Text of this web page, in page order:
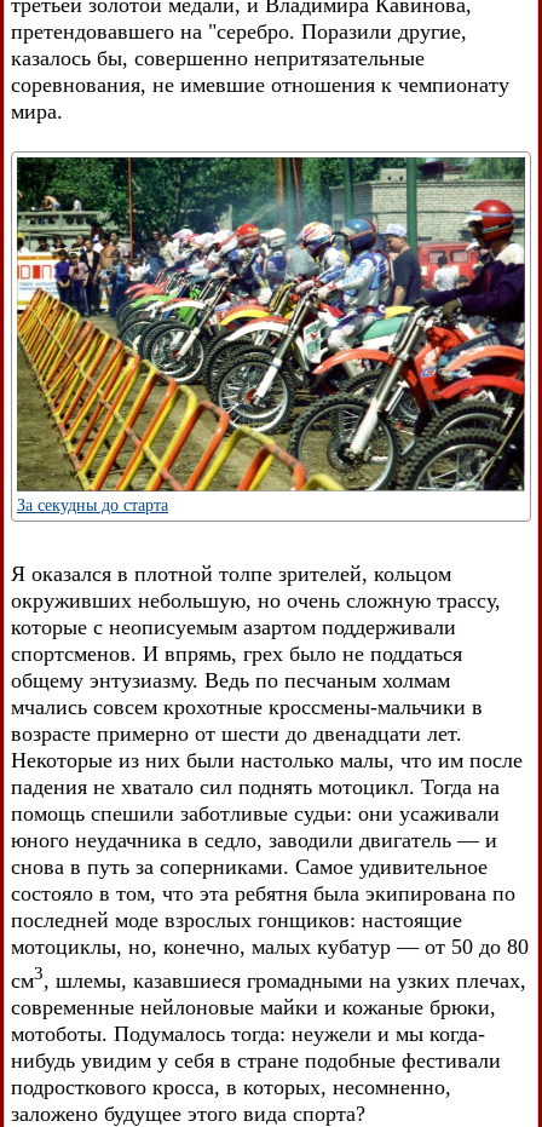
третьей золотой медали, и Владимира Кавинова,
претендовавшего на "серебро. Поразили другие,
казалось бы, совершенно непритязательные
соревнования, не имевшие отношения к чемпионату
мира.
За секудны до старта
Я оказался в плотной толпе зрителей, кольцом
окруживших небольшую, но очень сложную трассу,
которые с неописуемым азартом поддерживали
спортсменов. И впрямь, грех было не поддаться
общему энтузиазму. Ведь по песчаным холмам
мчались совсем крохотные кроссмены-мальчики в
возрасте примерно от шести до двенадцати лет.
Некоторые из них были настолько малы, что им после
падения не хватало сил поднять мотоцикл. Тогда на
помощь спешили заботливые судьи: они усаживали
юного неудачника в седло, заводили двигатель — и
снова в путь за соперниками. Самое удивительное
состояло в том, что эта ребятня была экипирована по
последней моде взрослых гонщиков: настоящие
мотоциклы, но, конечно, малых кубатур — от 50 до 80
см3, шлемы, казавшиеся громадными на узких плечах,
современные нейлоновые майки и кожаные брюки,
мотоботы. Подумалось тогда: неужели и мы когда-
нибудь увидим у себя в стране подобные фестивали
подросткового кросса, в которых, несомненно,
заложено будущее этого вида спорта?